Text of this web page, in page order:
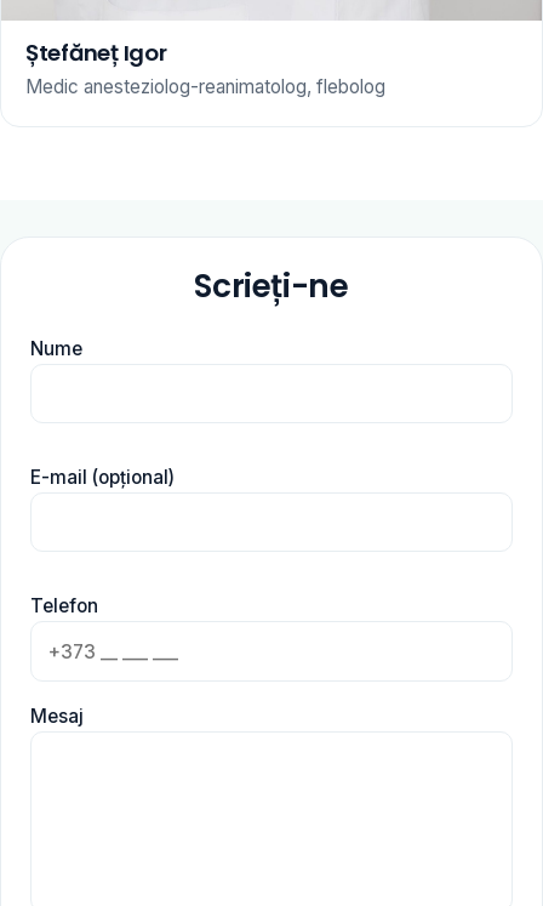
Ștefăneț Igor
Medic anesteziolog-reanimatolog, flebolog
Scrieți-ne
Nume
E-mail (opțional)
Telefon
Mesaj